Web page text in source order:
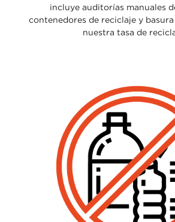
incluye auditorías manuales
contenedores de reciclaje y basura
nuestra tasa de